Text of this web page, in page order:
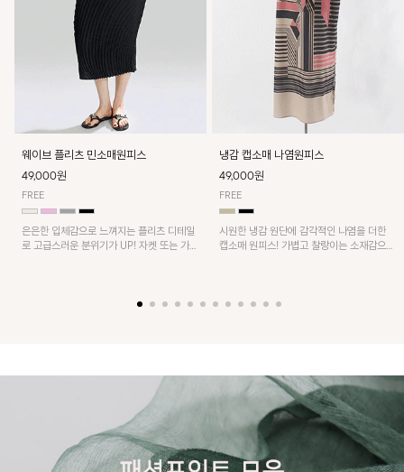
웨이브 플리츠 민소매원피스
49,000원
FREE
은은한 입체감으로 느껴지는 플리츠 디테일
로 고급스러운 분위기가 UP! 자켓 또는 가디
냉감 캡소매 나염원피스
49,000원
FREE
시원한 냉감 원단에 감각적인 나염을 더한
캡소매 원피스! 가볍고 찰랑이는 소재감으로